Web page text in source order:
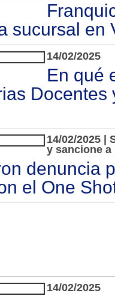
sucursal en
14/02/2025
En qué
Docentes
14/02/2025 |
y sancione
denuncia
el One
14/02/2025